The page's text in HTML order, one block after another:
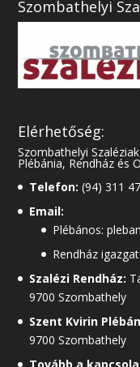
Szombathelyi
Elérhetőség:
Szombathelyi Szaléziak
Plébánia, Rendház és
Telefon:(94) 311
Email:
Plébános:
Rendház
Szalézi Rendház:
9700 Szombathely
Szent Kvirin
9700 Szombathely